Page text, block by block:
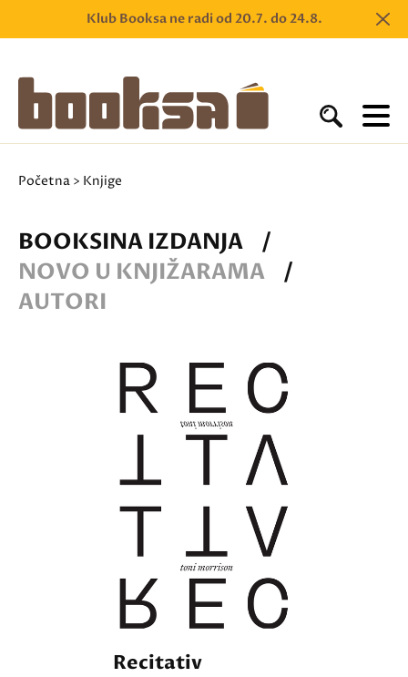
Klub Booksa ne radi od 20.7. do 24.8.
Početna > Knjige
BOOKSINA IZDANJA
/
NOVO U KNJIŽARAMA
/
AUTORI
Recitativ